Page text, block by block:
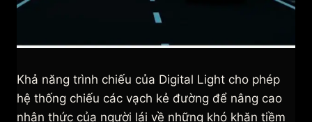
Khả năng trình chiếu của Digital Light cho phép
hệ thống chiếu các vạch kẻ đường để nâng cao
nhận thức của người lái về những khó khăn tiềm